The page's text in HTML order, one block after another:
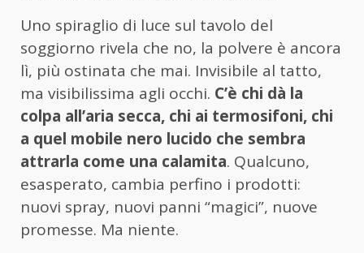
Uno spiraglio di luce sul tavolo del
soggiorno rivela che no, la polvere è ancora
lì, più ostinata che mai. Invisibile al tatto,
ma visibilissima agli occhi. C’è chi dà la
colpa all’aria secca, chi ai termosifoni, chi
a quel mobile nero lucido che sembra
attrarla come una calamita. Qualcuno,
esasperato, cambia perfino i prodotti:
nuovi spray, nuovi panni “magici”, nuove
promesse. Ma niente.